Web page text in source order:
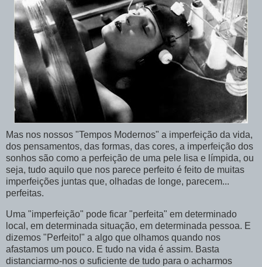
Mas nos nossos "Tempos Modernos" a imperfeição da vida,
dos pensamentos, das formas, das cores, a imperfeição dos
sonhos são como a perfeição de uma pele lisa e límpida, ou
seja, tudo aquilo que nos parece perfeito é feito de muitas
imperfeições juntas que, olhadas de longe, parecem...
perfeitas.
Uma "imperfeição" pode ficar "perfeita" em determinado
local, em determinada situação, em determinada pessoa. E
dizemos "Perfeito!" a algo que olhamos quando nos
afastamos um pouco. E tudo na vida é assim. Basta
distanciarmo-nos o suficiente de tudo para o acharmos